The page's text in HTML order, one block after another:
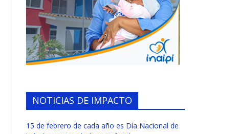
NOTICIAS DE IMPACTO
15 de febrero de cada año es Día Nacional de